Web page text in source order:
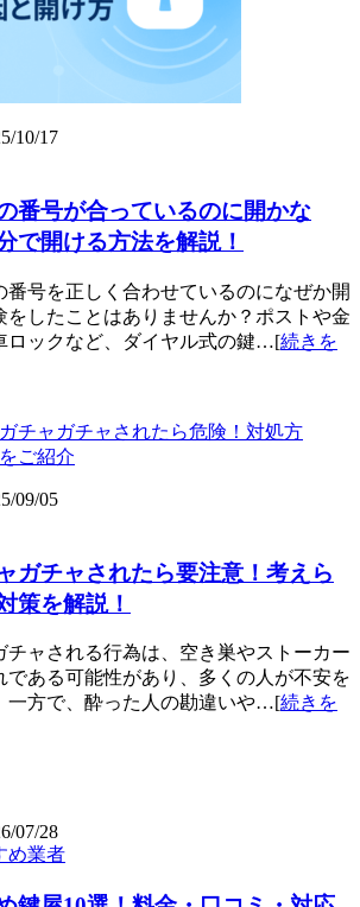
10/17
番号が合っているのに開かな
で開ける方法を解説！
番号を正しく合わせているのになぜか開
をしたことはありませんか？ポストや金
ロックなど、ダイヤル式の鍵…[続きを
09/05
ガチャされたら要注意！考えら
策を解説！
チャされる行為は、空き巣やストーカー
である可能性があり、多くの人が不安を
一方で、酔った人の勘違いや…[続きを
07/28
め業者